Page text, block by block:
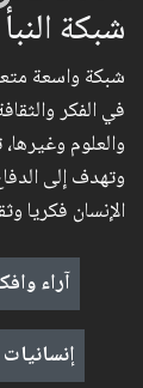
شبكة
شبكة واسعة
في الفكر
والعلوم
وتهدف إلى
الإنسان فكريا
آراء
إنسانيات